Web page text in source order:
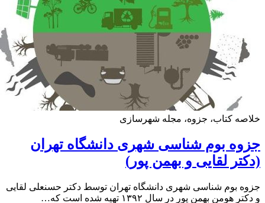
کتاب، جزوه، مجله شهرسازی
بوم شناسی شهری دانشگاه تهران
لقایی و بهمن پور)
بوم شناسی شهری دانشگاه تهران توسط دکتر حسنعلی لقایی
هومن بهمن پور در سال ۱۳۹۲ تهیه شده است که…